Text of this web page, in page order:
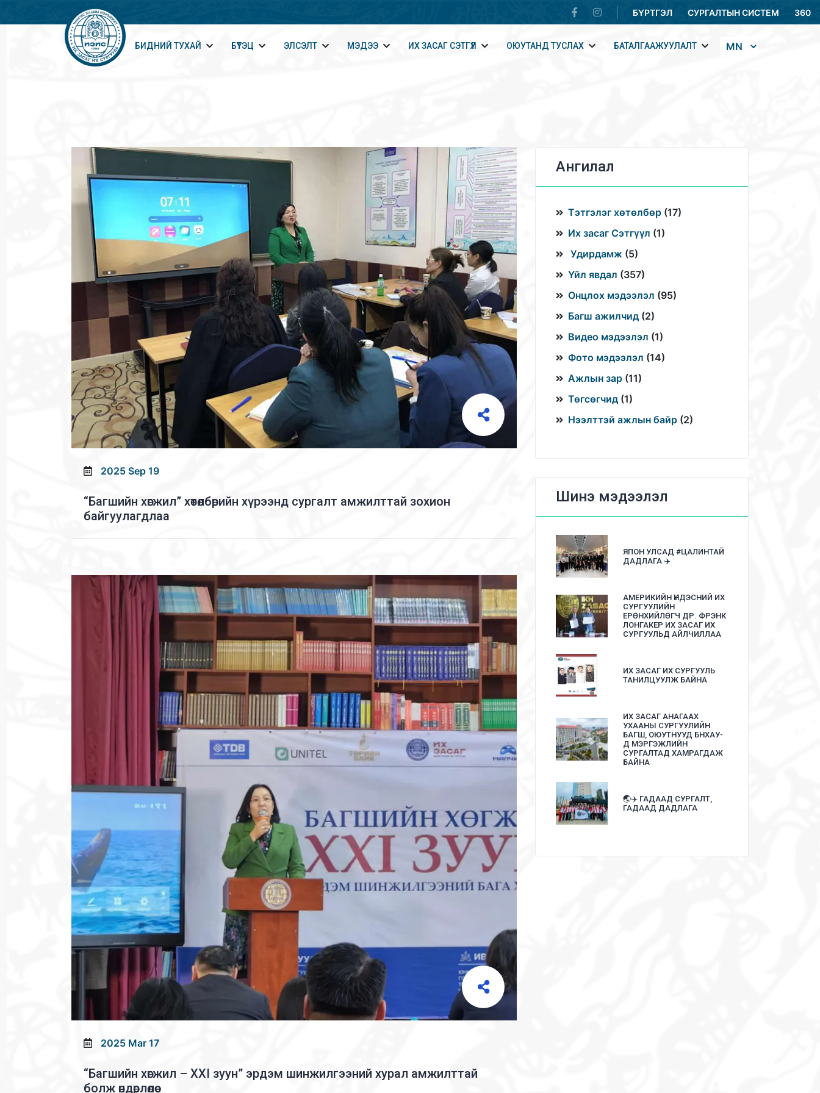
БҮРТГЭЛ СУРГАЛТЫН СИСТЕМ 360
БИДНИЙ ТУХАЙ БҮТЭЦ ЭЛСЭЛТ МЭДЭЭ ИХ ЗАСАГ СЭТГҮҮЛ ОЮУТАНД ТУСЛАХ БАТАЛГААЖУУЛАЛТ
2025 Sep 19
“Багшийн хөгжил” хөтөлбөрийн хүрээнд сургалт амжилттай зохион
байгуулагдлаа
2025 Mar 17
“Багшийн хөгжил – XXI зуун” эрдэм шинжилгээний хурал амжилттай
болж өндөрлөлөө
Ангилал
Тэтгэлэг хөтөлбөр (17)
Их засаг Сэтгүүл (1)
Удирдамж (5)
Үйл явдал (357)
Онцлох мэдээлэл (95)
Багш ажилчид (2)
Видео мэдээлэл (1)
Фото мэдээлэл (14)
Ажлын зар (11)
Төгсөгчид (1)
Нээлттэй ажлын байр (2)
Шинэ мэдээлэл
ЯПОН УЛСАД #ЦАЛИНТАЙ
ДАДЛАГА ✈️
АМЕРИКИЙН ҮНДЭСНИЙ ИХ
СУРГУУЛИЙН
ЕРӨНХИЙЛӨГЧ ДР. ФРЭНК
ЛОНГАКЕР ИХ ЗАСАГ ИХ
СУРГУУЛЬД АЙЛЧИЛЛАА
ИХ ЗАСАГ ИХ СУРГУУЛЬ
ТАНИЛЦУУЛЖ БАЙНА
ИХ ЗАСАГ АНАГААХ
УХААНЫ СУРГУУЛИЙН
БАГШ, ОЮУТНУУД БНХАУ-
Д МЭРГЭЖЛИЙН
СУРГАЛТАД ХАМРАГДАЖ
БАЙНА
🌏✈️ ГАДААД СУРГАЛТ,
ГАДААД ДАДЛАГА